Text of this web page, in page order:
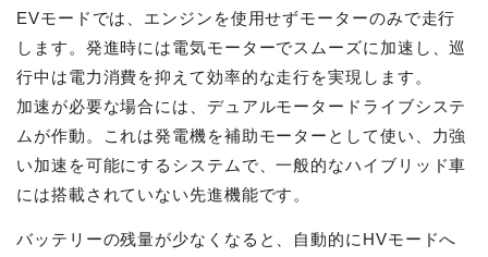
EVモードでは、エンジンを使用せずモーターのみで走行
します。発進時には電気モーターでスムーズに加速し、巡
行中は電力消費を抑えて効率的な走行を実現します。
加速が必要な場合には、デュアルモータードライブシステ
ムが作動。これは発電機を補助モーターとして使い、力強
い加速を可能にするシステムで、一般的なハイブリッド車
には搭載されていない先進機能です。
バッテリーの残量が少なくなると、自動的にHVモードへ